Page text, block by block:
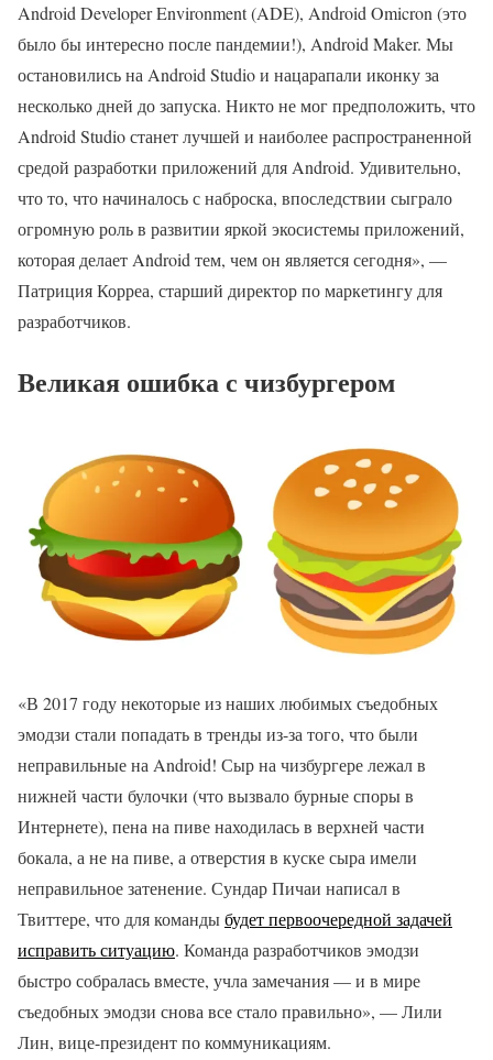
Android Developer Environment (ADE), Android Omicron (это
было бы интересно после пандемии!), Android Maker. Мы
остановились на Android Studio и нацарапали иконку за
несколько дней до запуска. Никто не мог предположить, что
Android Studio станет лучшей и наиболее распространенной
средой разработки приложений для Android. Удивительно,
что то, что начиналось с наброска, впоследствии сыграло
огромную роль в развитии яркой экосистемы приложений,
которая делает Android тем, чем он является сегодня», —
Патриция Корреа, старший директор по маркетингу для
разработчиков.
Великая ошибка с чизбургером
«В 2017 году некоторые из наших любимых съедобных
эмодзи стали попадать в тренды из-за того, что были
неправильные на Android! Сыр на чизбургере лежал в
нижней части булочки (что вызвало бурные споры в
Интернете), пена на пиве находилась в верхней части
бокала, а не на пиве, а отверстия в куске сыра имели
неправильное затенение. Сундар Пичаи написал в
Твиттере, что для командыбудет первоочередной задачей
исправить ситуацию. Команда разработчиков эмодзи
быстро собралась вместе, учла замечания — и в мире
съедобных эмодзи снова все стало правильно», — Лили
Лин, вице-президент по коммуникациям.